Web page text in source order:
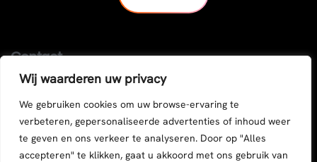
Wij waarderen uw privacy
We gebruiken cookies om uw browse-ervaring te
verbeteren, gepersonaliseerde advertenties of inhoud weer
te geven en ons verkeer te analyseren. Door op "Alles
accepteren" te klikken, gaat u akkoord met ons gebruik van
Contact
Coopfabrik CV
BE0718.605.593
Grotesteenweg 110,
2600 Berchem